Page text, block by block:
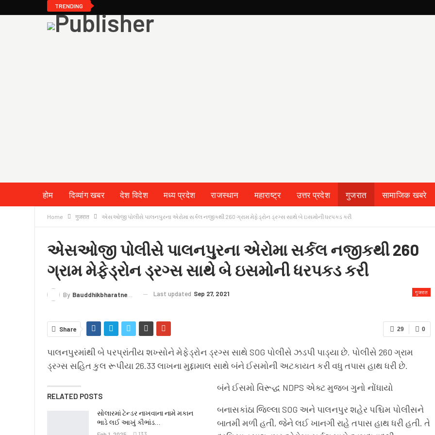
TRENDING
होम दिव्यांग खबर देश विदेश मध्य प्रदेश राजस्थान महाराष्ट्र उत्तर प्रदेश गुजरात सामाजिक खबरे
क्राइम
लेख/काव्य शिक्षा LIVE TV TERMS & CONDITION
Home गुजरात એસઓજી પોલીસે પાલનપુરના એરોમા સર્કલ નજીકથી 260 ગ્રામ મેફેડ્રોન ડ્રગ્સ સાથે બે ઇસમોની ધરપકડ કરી
એસઓજી પોલીસે પાલનપુરના એરોમા સર્કલ નજીકથી 260
ગ્રામ મેફેડ્રોન ડ્રગ્સ સાથે બે ઇસમોની ધરપકડ કરી
गुजरात
By Bauddhikbharatnews@gmail.com Last updated Sep 27, 2021
0
29
Share
પાલનપુરમાંથી બે પરપ્રાંતીય શખ્સોને મેફેડ્રોન ડ્રગ્સ સાથે SOG પોલીસે ઝડપી પાડ્યા છે. પોલીસે 260 ગ્રામ
ડ્રગ્સ સહિત કુલ રૂપીયા 26.33 લાખના મુદ્દામાલ સાથે બંને ઈસમોની અટકાયત કરી વધુ તપાસ હાથ ધરી છે.
RELATED POSTS
સોલારમાં ટેન્ડર નાખવાના નામે મકાન
ભાડે લઈ આખું કૌભાંડ…
બંને ઈસમો વિરૂદ્ધ NDPS એક્ટ મુજબ ગુનો નોંધાયો
બનાસકાંઠા જિલ્લા SOG અને પાલનપુર શહેર પશ્ચિમ પોલીસને
બાતમી મળી હતી, જેને લઈ ખાનગી રાહે તપાસ હાથ ધરી હતી. તે